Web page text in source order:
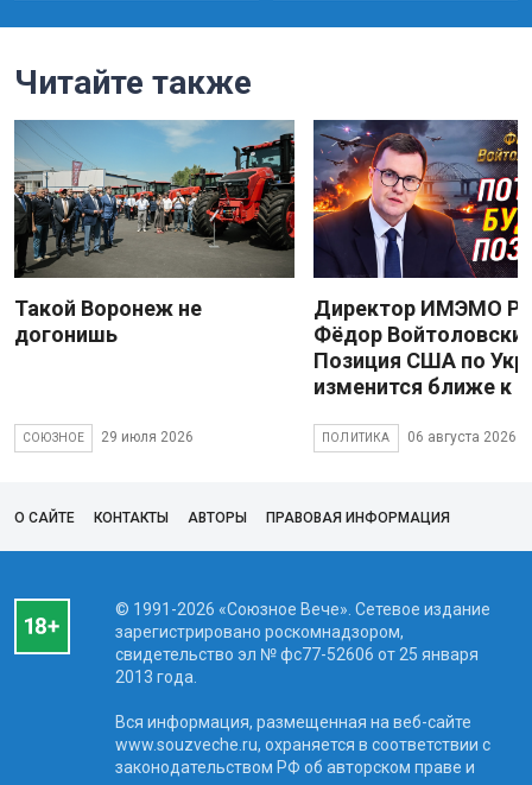
Читайте также
Такой Воронеж не
догонишь
СОЮЗНОЕ 29 июля 2026
Директор ИМЭМО
Фёдор
Позиция США по
изменится ближе к
ПОЛИТИКА 06 августа 2026
О САЙТЕ КОНТАКТЫ АВТОРЫ ПРАВОВАЯ ИНФОРМАЦИЯ
© 1991-2026 «Союзное Вече». Сетевое издание
зарегистрировано роскомнадзором,
свидетельство эл № фc77-52606 от 25 января
2013 года.
Вся информация, размещенная на веб-сайте
www.souzveche.ru, охраняется в соответствии с
законодательством РФ об авторском праве и